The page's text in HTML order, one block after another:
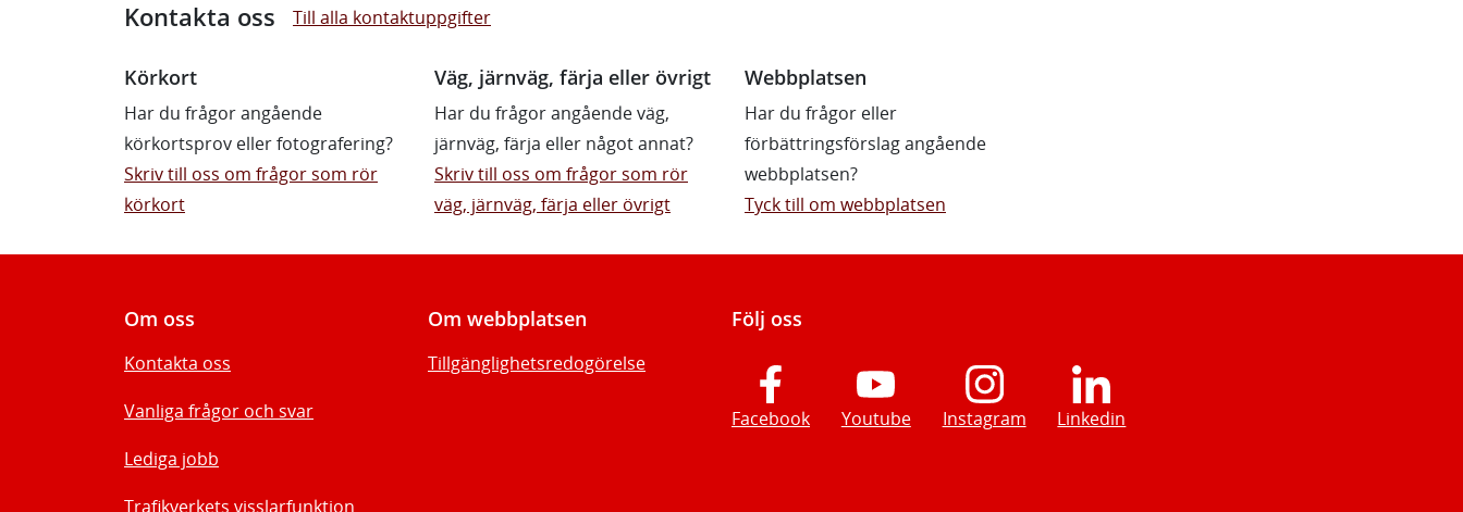
Kontakta oss Till alla kontaktuppgifter
Körkort
Har du frågor angående
körkortsprov eller fotografering?
Skriv till oss om frågor som rör
körkort
Väg, järnväg, färja eller övrigt
Har du frågor angående väg,
järnväg, färja eller något annat?
Skriv till oss om frågor som rör
väg, järnväg, färja eller övrigt
Webbplatsen
Har du frågor eller
förbättringsförslag angående
webbplatsen?
Tyck till om webbplatsen
Om oss
Kontakta oss
Vanliga frågor och svar
Lediga jobb
Trafikverkets visslarfunktion
Om webbplatsen
Tillgänglighetsredogörelse
Följ oss
Facebook Youtube Instagram Linkedin